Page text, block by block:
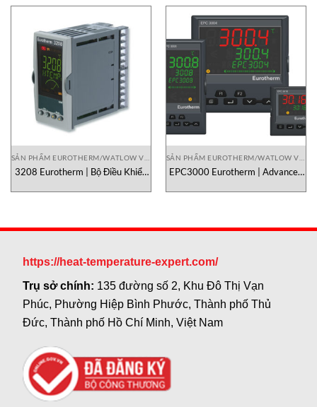
3208 Eurotherm | Bộ Điều Khiển
Hãng
EPC3000 Eurotherm | Advanced
Chính Hãng
https://heat-temperature-expert.com/
Trụ sở chính: 135 đường số 2, Khu Đô Thị Vạn
Phúc, Phường Hiệp Bình Phước, Thành phố Thủ
Đức, Thành phố Hồ Chí Minh, Việt Nam